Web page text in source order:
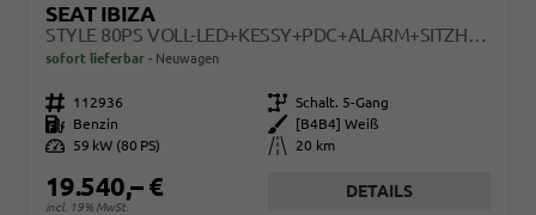
SEAT IBIZA
STYLE 80PS VOLL-LED+KESSY+PDC+ALARM+SITZHEIZUNG+KAMERA+APP-CONNECT
sofort lieferbar Neuwagen
Fahrzeugnr. 112936 Getriebe Schalt. 5-Gang
Kraftstoff
Benzin Außenfarbe
[B4B4] Weiß
Leistung
59 kW (80 PS) Kilometerstand 20 km
19.540,– €
incl. 19% MwSt.
DETAILS